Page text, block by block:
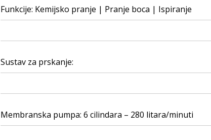
Funkcije: Kemijsko pranje | Pranje boca | Ispiranje
Sustav za prskanje:
Membranska pumpa: 6 cilindara – 280 litara/minuti